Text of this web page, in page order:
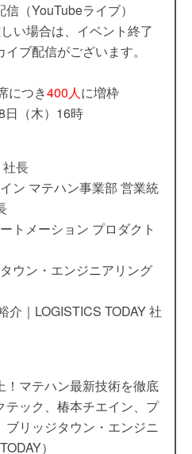
（YouTubeライブ）
い場合は、イベント終了
ブ配信がございます。
つき400人に増枠
日（木）16時
長
ン マテハン事業部 営業統
トメーション プロダクト
ウン・エンジニアリング
介｜LOGISTICS TODAY 社
！マテハン最新技術を徹底
テック、椿本チエイン、プ
ブリッジタウン・エンジニ
）